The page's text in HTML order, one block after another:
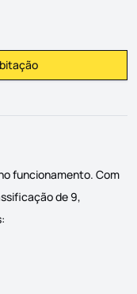
funcionamento. Com
de 9,